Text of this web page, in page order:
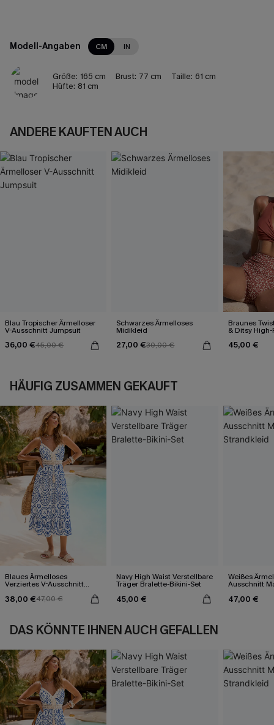
Modell-Angaben CM IN
Größe: 165 cm Brust: 77 cm Taille: 61 cm
Hüfte: 81 cm
ANDERE KAUFTEN AUCH
Blau Tropischer Ärmelloser
V-Ausschnitt Jumpsuit
36,00 €45,00 €
Schwarzes Ärmelloses
Midikleid
27,00 €30,00 €
Braunes
& Ditsy
45,00 €
HÄUFIG ZUSAMMEN GEKAUFT
Blaues Ärmelloses
Verziertes V-Ausschnitt
38,00 €47,00 €
Navy High Waist Verstellbare
Träger Bralette-Bikini-Set
45,00 €
Weißes
Ausschnitt
47,00 €
DAS KÖNNTE IHNEN AUCH GEFALLEN